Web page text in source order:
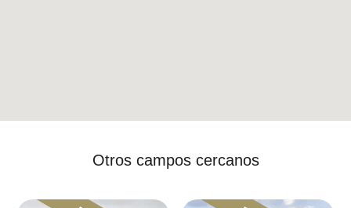
Otros campos cercanos